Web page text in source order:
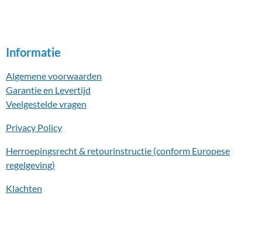
Informatie
Algemene voorwaarden
Garantie en Levertijd
Veelgestelde vragen
Privacy Policy
Herroepingsrecht & retourinstructie (conform Europese
regelgeving)
Klachten